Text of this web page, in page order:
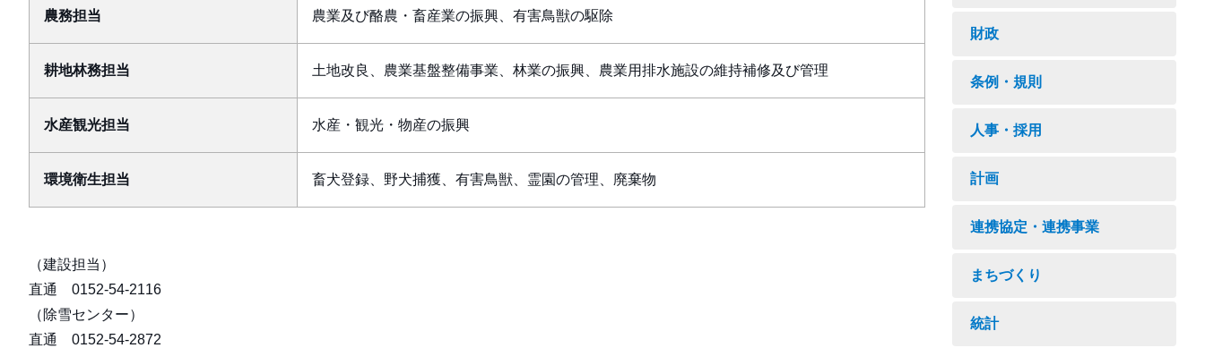
農務担当 農業及び酪農・畜産業の振興、有害鳥獣の駆除
耕地林務担当 土地改良、農業基盤整備事業、林業の振興、農業用排水施設の維持補修及び管理
水産観光担当 水産・観光・物産の振興
環境衛生担当 畜犬登録、野犬捕獲、有害鳥獣、霊園の管理、廃棄物
（建設担当）
直通 0152-54-2116
（除雪センター）
直通 0152-54-2872
財政
条例・規則
人事・採用
計画
連携協定・連携事業
まちづくり
統計